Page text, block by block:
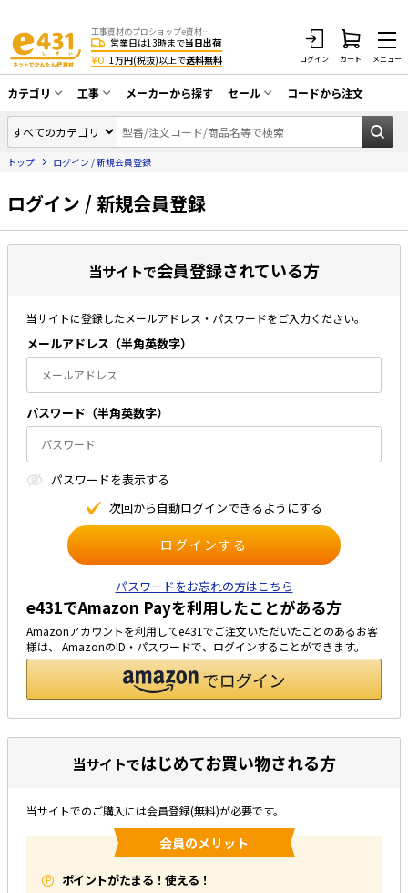
工事資材のプロショップe資材 CATV・アンテナ・防犯・光・LAN・電気・空調工事など
営業日は13時まで当日出荷
¥0 1万円(税抜)以上で送料無料 ログイン カート メニュー
カテゴリ
同軸ケーブル／テレビ用接栓／関連工具
アンテナ・取付金具・ブースター／CATV
配線補助具（モール・結束バンド・テー
プ類 他）
HDMIケーブル・周辺機器／RCAケーブル
光ファイバー・融着接続機関連
LANケーブル・コネクタ・関連資材/機器
ネットワーク機器
エアコン・換気扇・空調資材
太陽光発電ケーブル・コネクタ・関連資
材/機器
電源ケーブル／コネクタ／分電盤／ブレ
照明・照明器具
電源タップ・延長コード
スイッチ・コンセント（配線器具）
PF管/FEP管/CD管/情報線保護管
ボックス・ビニル電線管付属品・引き込
工具関連
その他
e431オリジナル
暑さ対策
工事
CATV・アンテナ工事
光工事・FTTH工事
エアコン・換気扇工事
防犯カメラ工事
LAN配線工事
電気配管工事
メーカーから探す セール
在庫一掃セール
コードから注文
トップ ログイン / 新規会員登録
ログイン / 新規会員登録
当サイトで会員登録されている方
当サイトに登録したメールアドレス・パスワードをご入力ください。
メールアドレス（半⾓英数字）
パスワード（半⾓英数字）
パスワードを表⽰する
次回から⾃動ログインできるようにする
パスワードをお忘れの方はこちら
e431でAmazon Payを利用したことがある方
Amazonアカウントを利用してe431でご注文いただいたことのあるお客
様は、 AmazonのID・パスワードで、ログインすることができます。
当サイトではじめてお買い物される方
当サイトでのご購入には会員登録(無料)が必要です。
会員のメリット
ポイントがたまる！使える！